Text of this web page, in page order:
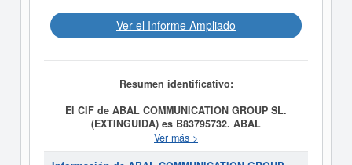
Ver el Informe Ampliado
Resumen identificativo:
El CIF de ABAL COMMUNICATION GROUP SL.
(EXTINGUIDA) es B83795732. ABAL
COMMUNICATION GROUP SL. (EXTINGUIDA)
constituyó el día 10/10/2003 con el objetivo de LA
Ver más >